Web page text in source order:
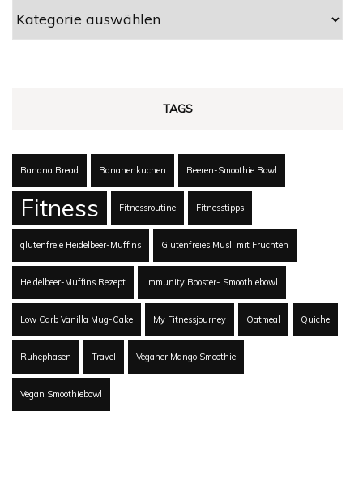
Kategorien
TAGS
Banana Bread Bananenkuchen Beeren-Smoothie Bowl
Fitness Fitnessroutine Fitnesstipps
glutenfreie Heidelbeer-Muffins Glutenfreies Müsli mit Früchten
Heidelbeer-Muffins Rezept Immunity Booster- Smoothiebowl
Low Carb Vanilla Mug-Cake My Fitnessjourney Oatmeal Quiche
Ruhephasen Travel Veganer Mango Smoothie
Vegan Smoothiebowl